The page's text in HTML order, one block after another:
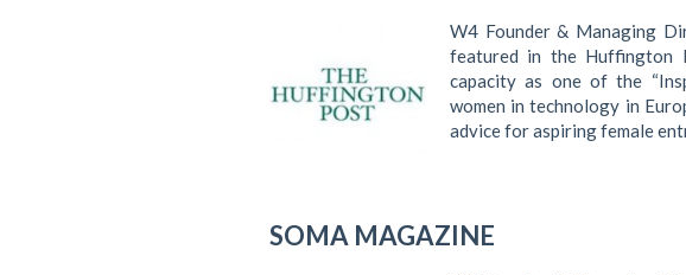
W4 Founder & Managing
featured in the
capacity as one of the
women in technology in
advice for aspiring female
SOMA MAGAZINE